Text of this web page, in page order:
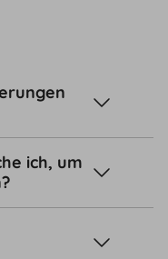
ich, um